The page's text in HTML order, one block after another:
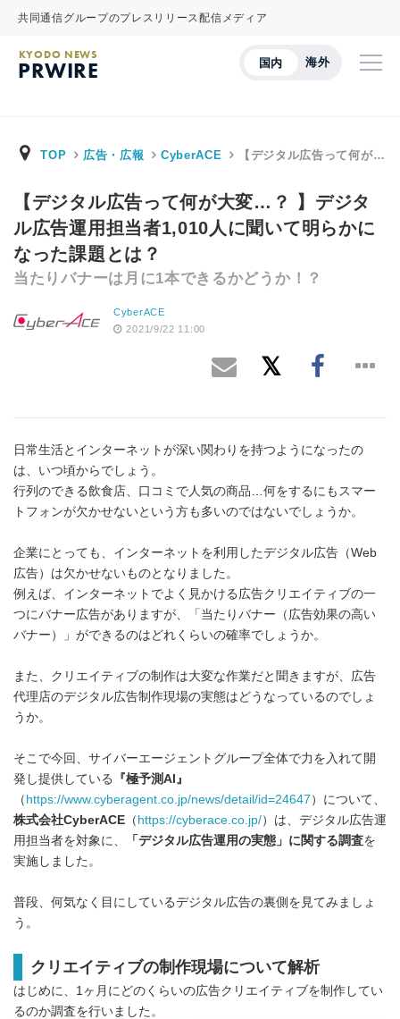
共同通信グループのプレスリリース配信メディア
国内 海外
KYODO NEWS
PRWIRE
TOP 広告・広報 CyberACE 【デジタル広告って何が…
【デジタル広告って何が大変…？ 】デジタ
ル広告運用担当者1,010人に聞いて明らかに
なった課題とは？
当たりバナーは月に1本できるかどうか！？
CyberACE
2021/9/22 11:00
日常生活とインターネットが深い関わりを持つようになったの
は、いつ頃からでしょう。
行列のできる飲食店、口コミで人気の商品…何をするにもスマー
トフォンが欠かせないという方も多いのではないでしょうか。
企業にとっても、インターネットを利用したデジタル広告（Web
広告）は欠かせないものとなりました。
例えば、インターネットでよく見かける広告クリエイティブの一
つにバナー広告がありますが、「当たりバナー（広告効果の高い
バナー）」ができるのはどれくらいの確率でしょうか。
また、クリエイティブの制作は大変な作業だと聞きますが、広告
代理店のデジタル広告制作現場の実態はどうなっているのでしょ
うか。
そこで今回、サイバーエージェントグループ全体で力を入れて開
発し提供している
『極予測AI 』
（ https://www.cyberagent.co.jp/news/detail/id=24647 ）について、
株式会社CyberACE （ https://cyberace.co.jp/）は、デジタル広告運
用担当者を対象に、
「デジタル広告運用の実態」に関する調査を
実施しました。
普段、何気なく目にしているデジタル広告の裏側を見てみましょ
う。
クリエイティブの制作現場について解析
はじめに、1ヶ月にどのくらいの広告クリエイティブを制作してい
るのか調査を行いました。